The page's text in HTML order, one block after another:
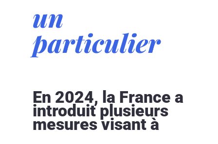
un
particulier
En 2024, la France a
introduit plusieurs
mesures visant à